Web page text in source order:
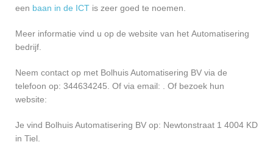
een baan in de ICT is zeer goed te noemen.
Meer informatie vind u op de website van het Automatisering
bedrijf.
Neem contact op met Bolhuis Automatisering BV via de
telefoon op: 344634245. Of via email:
. Of bezoek hun
website:
Je vind Bolhuis Automatisering BV op: Newtonstraat 1 4004 KD
in Tiel.